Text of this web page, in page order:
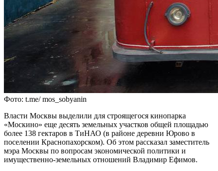
Фото: t.me/ mos_sobyanin
Власти Москвы выделили для строящегося кинопарка
«Москино» еще десять земельных участков общей площадью
более 138 гектаров в ТиНАО (в районе деревни Юрово в
поселении Краснопахорском). Об этом рассказал заместитель
мэра Москвы по вопросам экономической политики и
имущественно-земельных отношений Владимир Ефимов.